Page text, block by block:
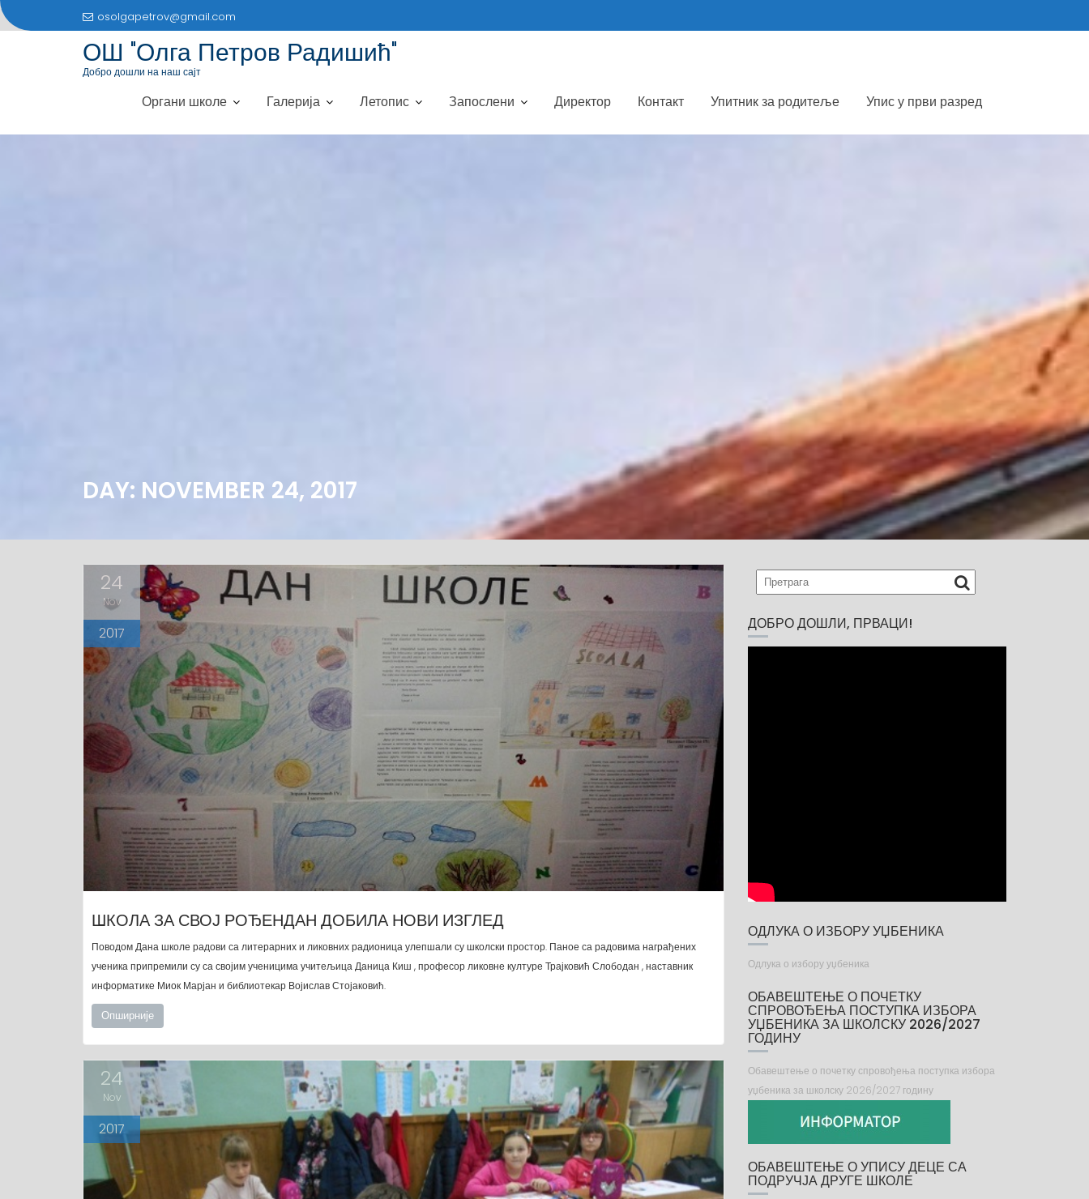
S
k
osolgapetrov@gmail.com
ОШ "Олга Петров Радишић"
Добро дошли на наш сајт
Органи школе Галерија Летопис Запослени Директор Контакт Упитник за родитеље Упис у први разред
DAY: NOVEMBER 24, 2017
24
Nov
2017
ШКОЛА ЗА СВОЈ РОЂЕНДАН ДОБИЛА НОВИ ИЗГЛЕД
Поводом Дана школе радови са литерарних и ликовних радионица улепшали су школски простор. Паное са радовима награђених
ученика припремили су са својим ученицима учитељица Даница Киш , професор ликовне културе Трајковић Слободан , наставник
информатике Миок Марјан и библиотекар Војислав Стојаковић.
Опширније
24
Nov
2017
ДОБРО ДОШЛИ, ПРВАЦИ!
ОДЛУКА О ИЗБОРУ УЏБЕНИКА
Одлука о избору уџбеника
ОБАВЕШТЕЊЕ О ПОЧЕТКУ
СПРОВОЂЕЊА ПОСТУПКА ИЗБОРА
УЏБЕНИКА ЗА ШКОЛСКУ 2026/2027
ГОДИНУ
Обавештење о почетку спровођења поступка избора
уџбеника за школску 2026/2027 годину
ОБАВЕШТЕЊЕ О УПИСУ ДЕЦЕ СА
ПОДРУЧЈА ДРУГЕ ШКОЛЕ